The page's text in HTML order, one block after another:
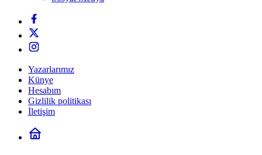
Yazarlarımız
Künye
Hesabım
Gizlilik politikası
İletişim